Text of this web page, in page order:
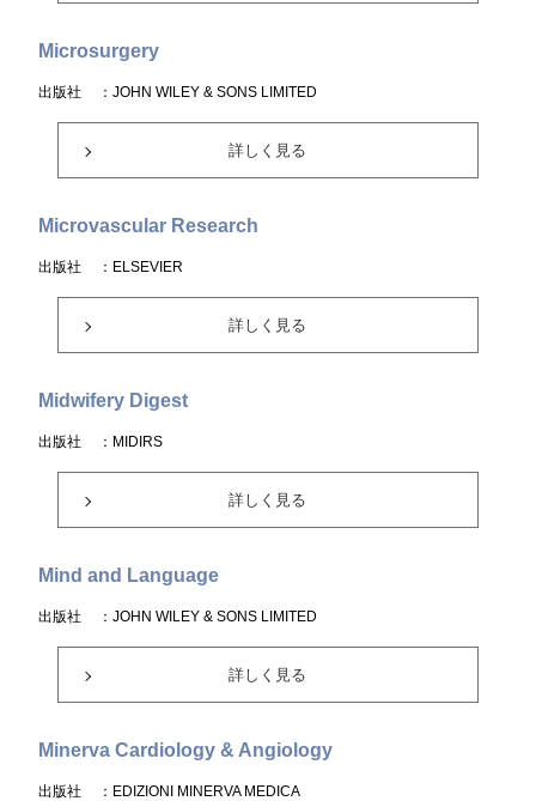
Microsurgery
出版社 ：JOHN WILEY & SONS LIMITED
詳しく見る
Microvascular Research
出版社 ：ELSEVIER
詳しく見る
Midwifery Digest
出版社 ：MIDIRS
詳しく見る
Mind and Language
出版社 ：JOHN WILEY & SONS LIMITED
詳しく見る
Minerva Cardiology & Angiology
出版社 ：EDIZIONI MINERVA MEDICA